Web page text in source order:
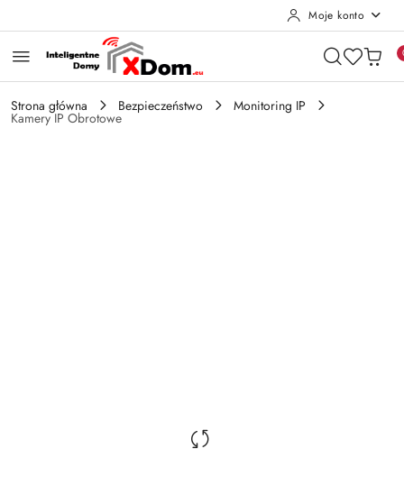
Moje konto
Strona główna Bezpieczeństwo Monitoring IP
Kamery IP Obrotowe